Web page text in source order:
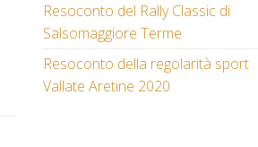
Resoconto del Rally Classic di
Salsomaggiore Terme
Resoconto della regolarità sport
Vallate Aretine 2020